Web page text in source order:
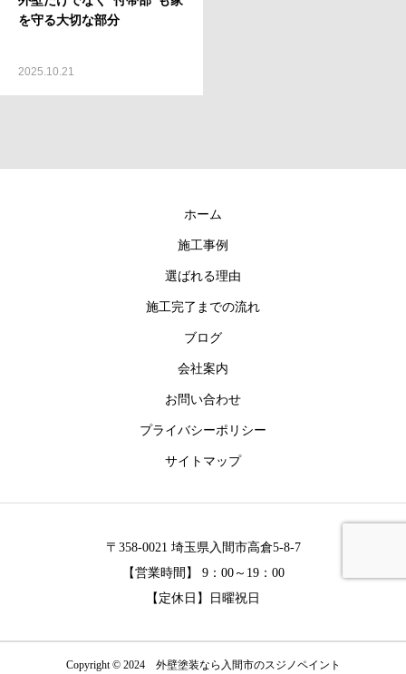
を守る大切な部分
2025.10.21
ホーム
施工事例
選ばれる理由
施工完了までの流れ
ブログ
会社案内
お問い合わせ
プライバシーポリシー
サイトマップ
〒358-0021 埼玉県入間市高倉5-8-7
【営業時間】 9：00～19：00
【定休日】日曜祝日
Copyright © 2024 外壁塗装なら入間市のスジノペイント